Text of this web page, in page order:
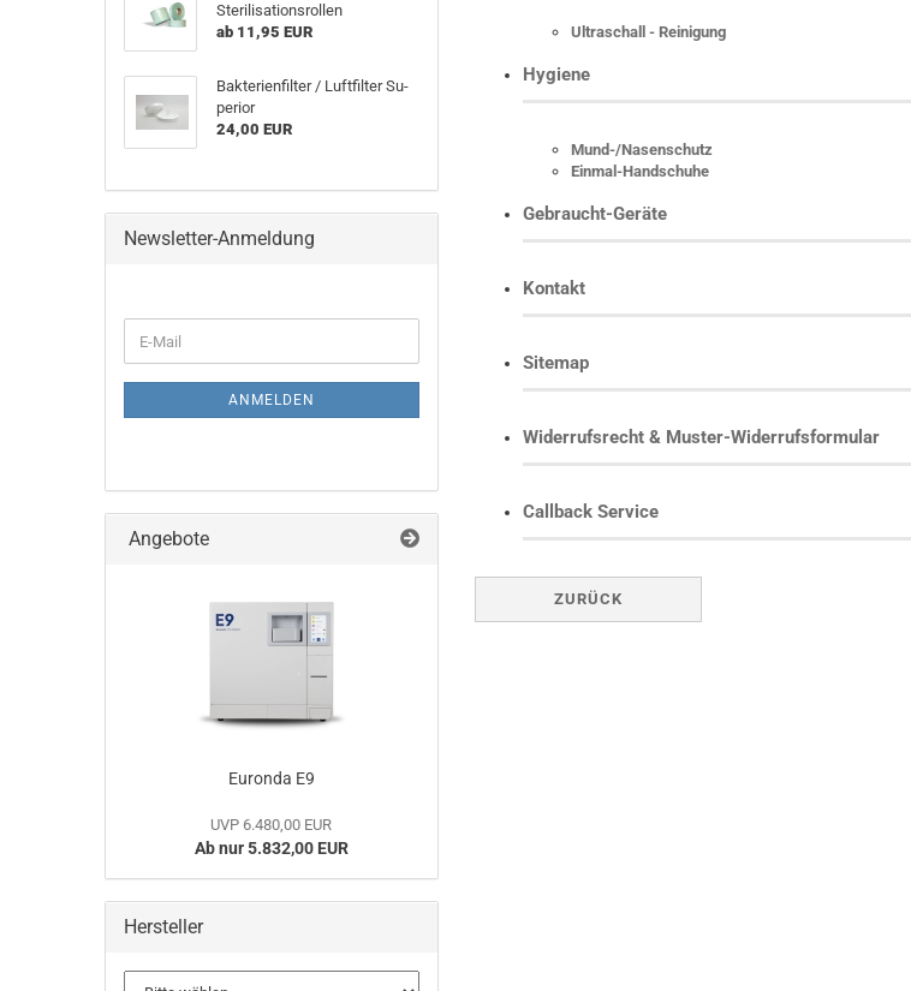
Ultraschall - Reinigung
Hygiene
Mund-/Nasenschutz
Einmal-Handschuhe
Gebraucht-Geräte
Kontakt
Sitemap
Widerrufsrecht & Muster-Widerrufsformular
Callback Service
ZURÜCK
Sterilisationsrollen
ab 11,95 EUR
Bak­te­ri­en­fil­ter / Luft­fil­ter Su­
pe­ri­or
24,00 EUR
Newsletter-Anmeldung
ZUR
E-
Mail
ANMELDEN
Angebote
Eu­ron­da E9
UVP 6.480,00 EUR
Ab nur 5.832,00 EUR
Hersteller